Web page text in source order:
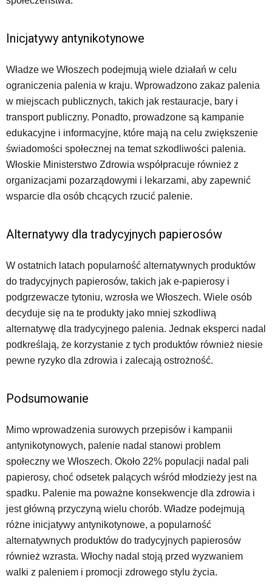
Inicjatywy antynikotynowe
Władze we Włoszech podejmują wiele działań w celu
ograniczenia palenia w kraju. Wprowadzono zakaz palenia
w miejscach publicznych, takich jak restauracje, bary i
transport publiczny. Ponadto, prowadzone są kampanie
edukacyjne i informacyjne, które mają na celu zwiększenie
świadomości społecznej na temat szkodliwości palenia.
Włoskie Ministerstwo Zdrowia współpracuje również z
organizacjami pozarządowymi i lekarzami, aby zapewnić
wsparcie dla osób chcących rzucić palenie.
Alternatywy dla tradycyjnych papierosów
W ostatnich latach popularność alternatywnych produktów
do tradycyjnych papierosów, takich jak e-papierosy i
podgrzewacze tytoniu, wzrosła we Włoszech. Wiele osób
decyduje się na te produkty jako mniej szkodliwą
alternatywę dla tradycyjnego palenia. Jednak eksperci nadal
podkreślają, że korzystanie z tych produktów również niesie
pewne ryzyko dla zdrowia i zalecają ostrożność.
Podsumowanie
Mimo wprowadzenia surowych przepisów i kampanii
antynikotynowych, palenie nadal stanowi problem
społeczny we Włoszech. Około 22% populacji nadal pali
papierosy, choć odsetek palących wśród młodzieży jest na
spadku. Palenie ma poważne konsekwencje dla zdrowia i
jest główną przyczyną wielu chorób. Władze podejmują
różne inicjatywy antynikotynowe, a popularność
alternatywnych produktów do tradycyjnych papierosów
również wzrasta. Włochy nadal stoją przed wyzwaniem
walki z paleniem i promocji zdrowego stylu życia.